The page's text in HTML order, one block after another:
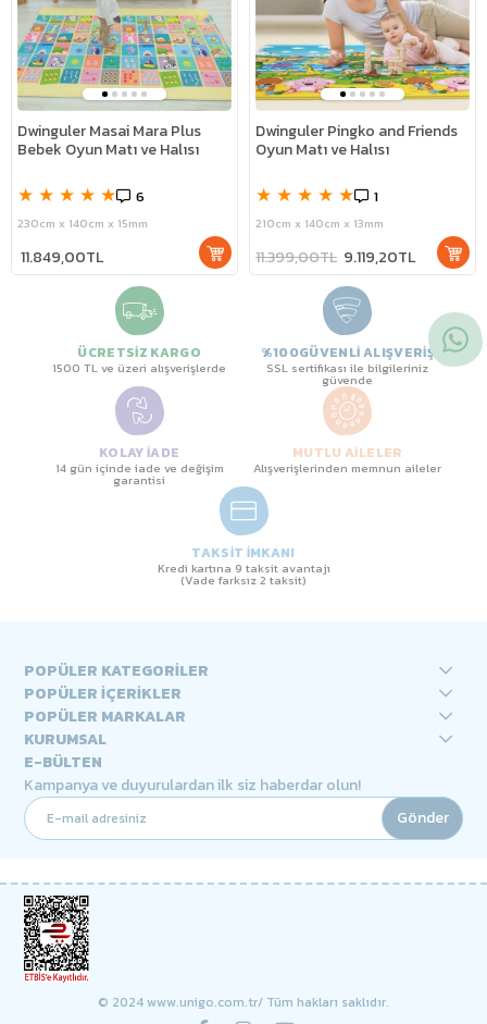
Dwinguler Masai Mara Plus
Bebek Oyun Matı ve Halısı
★ ★ ★ ★ ★ 6
230cm x 140cm x 15mm
11.849,00TL
Dwinguler Pingko and Friends
Oyun Matı ve Halısı
★ ★ ★ ★ ★ 1
210cm x 140cm x 13mm
9.119,20TL
11.399,00TL
ÜCRETSİZ KARGO
1500 TL ve üzeri alışverişlerde
%100GÜVENLİ ALIŞVERİŞ
SSL sertifikası ile bilgileriniz
güvende
KOLAY İADE
14 gün içinde iade ve değişim
garantisi
MUTLU AİLELER
Alışverişlerinden memnun aileler
TAKSİT İMKANI
Kredi kartına 9 taksit avantajı
(Vade farksız 2 taksit)
POPÜLER KATEGORİLER
POPÜLER İÇERİKLER
POPÜLER MARKALAR
KURUMSAL
E-BÜLTEN
Kampanya ve duyurulardan ilk siz haberdar olun!
Gönder
© 2024 www.unigo.com.tr/ Tüm hakları saklıdır.